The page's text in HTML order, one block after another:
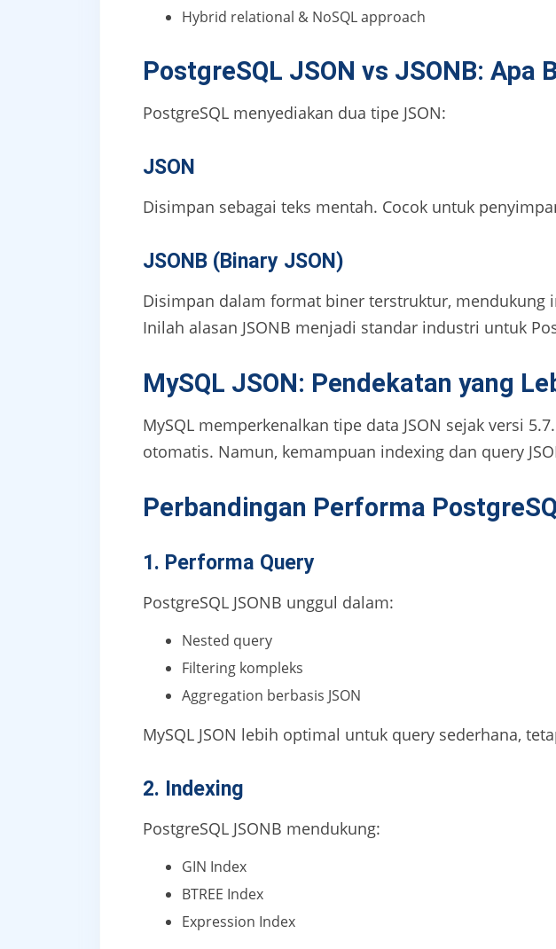
Hybrid relational & NoSQL approach
PostgreSQL JSON vs JSONB: Apa
PostgreSQL menyediakan dua tipe JSON:
JSON
Disimpan sebagai teks mentah. Cocok untuk
JSONB (Binary JSON)
Disimpan dalam format biner terstruktur, mendukung
Inilah alasan JSONB menjadi standar industri untuk
MySQL JSON: Pendekatan yang
MySQL memperkenalkan tipe data JSON sejak versi
otomatis. Namun, kemampuan indexing dan query
Perbandingan Performa
1. Performa Query
PostgreSQL JSONB unggul dalam:
Nested query
Filtering kompleks
Aggregation berbasis JSON
MySQL JSON lebih optimal untuk query sederhana,
2. Indexing
PostgreSQL JSONB mendukung:
GIN Index
BTREE Index
Expression Index